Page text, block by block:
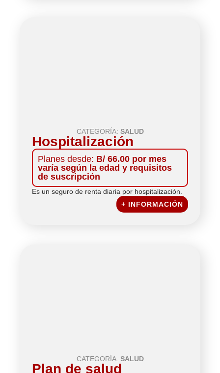
CATEGORÍA: SALUD
Hospitalización
Planes desde: B/ 66.00 por mes
varía según la edad y requisitos
de suscripción
Es un seguro de renta diaria por hospitalización.
+ INFORMACIÓN
CATEGORÍA: SALUD
Plan de salud